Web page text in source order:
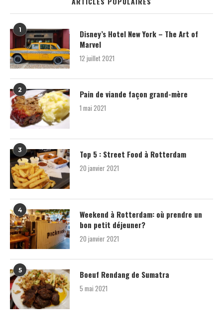
1
Disney’s Hotel New York – The Art of
Marvel
12 juillet 2021
2 Pain de viande façon grand-mère
1 mai 2021
3 Top 5 : Street Food à Rotterdam
20 janvier 2021
4
Weekend à Rotterdam: où prendre un
bon petit déjeuner?
20 janvier 2021
5 Boeuf Rendang de Sumatra
5 mai 2021